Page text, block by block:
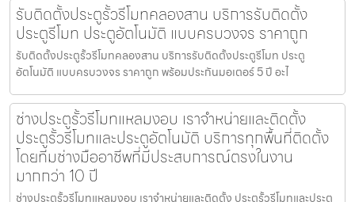
รับติดตั้งประตูรั้วรีโมทคลองสาน บริการรับติดตั้ง
ประตูรีโมท ประตูอัตโนมัติ แบบครบวงจร ราคาถูก
รับติดตั้งประตูรั้วรีโมทคลองสาน บริการรับติดตั้งประตูรีโมท ประตู
อัตโนมัติ แบบครบวงจร ราคาถูก พร้อมประกันมอเตอร์ 5 ปี อะไ
ช่างประตูรั้วรีโมทแหลมงอบ เราจำหน่ายและติดตั้ง
ประตูรั้วรีโมทและประตูอัตโนมัติ บริการทุกพื้นที่ติดตั้ง
โดยทีมช่างมืออาชีพที่มีประสบการณ์ตรงในงาน
มากกว่า 10 ปี
ช่างประตูรั้วรีโมทแหลมงอบ เราจำหน่ายและติดตั้ง ประตูรั้วรีโมทและประตู